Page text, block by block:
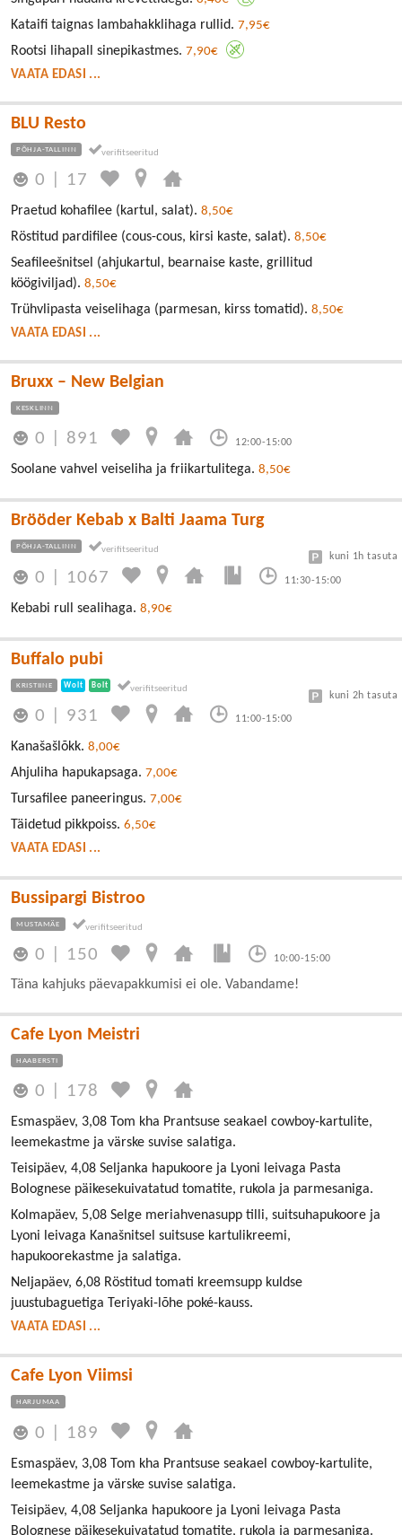
Kataifi taignas lambahakklihaga rullid. 7,95€
Rootsi lihapall sinepikastmes. 7,90€
VAATA EDASI ...
BLU Resto
PÕHJA-TALLINN
0 17
Praetud kohafilee (kartul, salat). 8,50€
Röstitud pardifilee (cous-cous, kirsi kaste, salat). 8,50€
Seafileešnitsel (ahjukartul, bearnaise kaste, grillitud
köögiviljad). 8,50€
Trühvlipasta veiselihaga (parmesan, kirss tomatid). 8,50€
VAATA EDASI ...
Bruxx – New Belgian
KESKLINN
0 891 12:00-15:00
Soolane vahvel veiseliha ja friikartulitega. 8,50€
Brööder Kebab x Balti Jaama Turg
PÕHJA-TALLINN
0 1067 11:30-15:00
kuni 1h tasuta
Kebabi rull sealihaga. 8,90€
Buffalo pubi
KRISTIINE Wolt Bolt
0 931 11:00-15:00
kuni 2h tasuta
Kanašašlõkk. 8,00€
Ahjuliha hapukapsaga. 7,00€
Tursafilee paneeringus. 7,00€
Täidetud pikkpoiss. 6,50€
VAATA EDASI ...
Bussipargi Bistroo
MUSTAMÄE
0 150 10:00-15:00
Täna kahjuks päevapakkumisi ei ole. Vabandame!
Cafe Lyon Meistri
HAABERSTI
0 178
Esmaspäev, 3,08 Tom kha Prantsuse seakael cowboy-kartulite,
leemekastme ja värske suvise salatiga.
Teisipäev, 4,08 Seljanka hapukoore ja Lyoni leivaga Pasta
Bolognese päikesekuivatatud tomatite, rukola ja parmesaniga.
Kolmapäev, 5,08 Selge meriahvenasupp tilli, suitsuhapukoore ja
Lyoni leivaga Kanašnitsel suitsuse kartulikreemi,
hapukoorekastme ja salatiga.
Neljapäev, 6,08 Röstitud tomati kreemsupp kuldse
juustubaguetiga Teriyaki-lõhe poké-kauss.
VAATA EDASI ...
Cafe Lyon Viimsi
HARJUMAA
0 189
Esmaspäev, 3,08 Tom kha Prantsuse seakael cowboy-kartulite,
leemekastme ja värske suvise salatiga.
Teisipäev, 4,08 Seljanka hapukoore ja Lyoni leivaga Pasta
Bolognese päikesekuivatatud tomatite, rukola ja parmesaniga.